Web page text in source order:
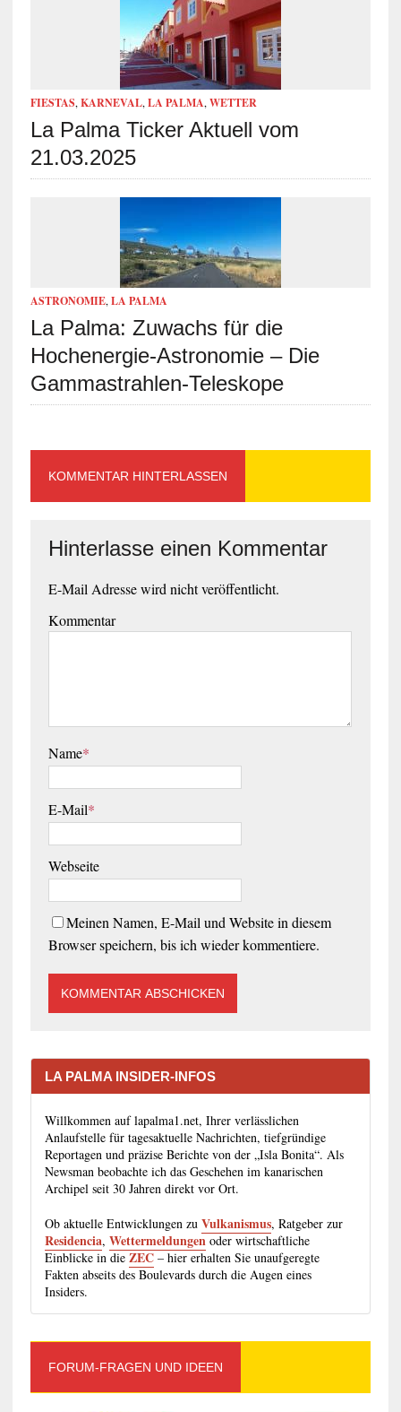
FIESTAS,KARNEVAL,LA PALMA,WETTER
La Palma Ticker Aktuell vom
21.03.2025
ASTRONOMIE,LA PALMA
La Palma: Zuwachs für die
Hochenergie-Astronomie – Die
Gammastrahlen-Teleskope
KOMMENTAR HINTERLASSEN
Hinterlasse einen Kommentar
E-Mail Adresse wird nicht veröffentlicht.
Kommentar
Name*
E-Mail*
Webseite
Meinen Namen, E-Mail und Website in diesem
Browser speichern, bis ich wieder kommentiere.
LA PALMA INSIDER-INFOS
Willkommen auf lapalma1.net, Ihrer verlässlichen
Anlaufstelle für tagesaktuelle Nachrichten, tiefgründige
Reportagen und präzise Berichte von der „Isla Bonita“. Als
Newsman beobachte ich das Geschehen im kanarischen
Archipel seit 30 Jahren direkt vor Ort.
Ob aktuelle Entwicklungen zu Vulkanismus, Ratgeber zur
Residencia, Wettermeldungenoder wirtschaftliche
Einblicke in die ZEC– hier erhalten Sie unaufgeregte
Fakten abseits des Boulevards durch die Augen eines
Insiders.
FORUM-FRAGEN UND IDEEN